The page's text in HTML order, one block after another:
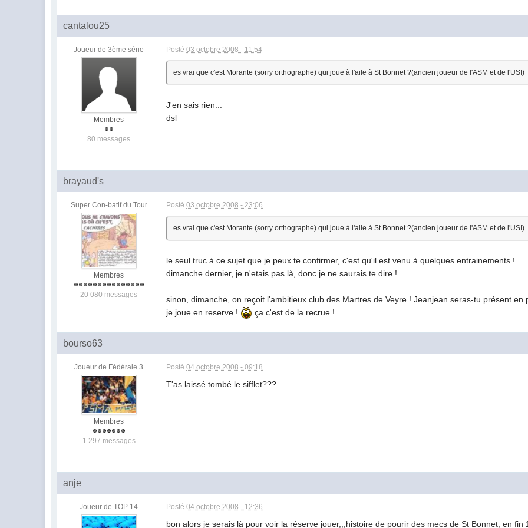
cantalou25
Joueur de 3ème série
Membres
80 messages
Posté03 octobre 2008 - 11:54
es vrai que c'est Morante (sorry orthographe) qui joue à l'aile à St Bonnet ?(ancien joueur de l'ASM et de l'USI)
J'en sais rien...
dsl
brayaud's
Super Con-batif du Tour
Membres
20 080 messages
Posté03 octobre 2008 - 23:06
es vrai que c'est Morante (sorry orthographe) qui joue à l'aile à St Bonnet ?(ancien joueur de l'ASM et de l'USI)
le seul truc à ce sujet que je peux te confirmer, c'est qu'il est venu à quelques entrainements !
dimanche dernier, je n'etais pas là, donc je ne saurais te dire !
sinon, dimanche, on reçoit l'ambitieux club des Martres de Veyre ! Jeanjean seras-tu présent
je joue en reserve !
ça c'est de la recrue !
bourso63
Joueur de Fédérale 3
Membres
1 297 messages
Posté04 octobre 2008 - 09:18
T'as laissé tombé le sifflet???
anje
Joueur de TOP 14 Posté04 octobre 2008 - 12:36
bon alors je serais là pour voir la réserve jouer,,,histoire de pourir des mecs de St Bonnet, en fin